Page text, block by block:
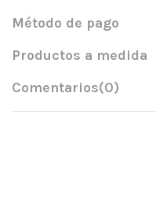
Método de pago
Productos a medida
Comentarios(0)